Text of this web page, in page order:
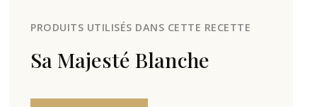
PRODUITS UTILISÉS DANS CETTE RECETTE
Sa Majesté Blanche